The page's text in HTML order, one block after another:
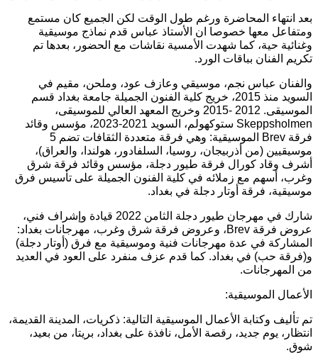
بعد انتهاء المحاضرة ورغم طول الوقت لكن الجميع كان مستمع
ومتفاعل معها خصوصا ان الأستاذ عباس قدم نماذج موسيقية
وغنائية حية، كما شهدت الأمسية نقاشات مع الحضور، بعدها تم
تكريم الفنان بباقات الورد.
والفنان عباس نجم، موسيقي وعازف عود، وملحن، مقيم في
السويد منذ 2015، خريج كلية الفنون الجميلة جامعة بغداد قسم
الموسيقى. 2012 -2015 وخريج المعهد العالي للموسيقى،
Skeppsholmen ستوكهولم، السويد 2021-2023، مؤسس وقائد
فرقة Brev الموسيقية: وهي فرقة متعددة الثقافات تضم 5
موسيقيين (من أذربيجان، روسيا، السلفادور، هولندا، والعراق)،
أشرف وقاد كورال فرقة طيور دجلة، مؤسس وقائد فرقة شرق
وغرب، أسهم مع زملائه في كلية الفنون الجميلة على تأسيس فرق
موسيقية، فرقة أوتار دجلة في بغداد.
شارك في مهرجان طيور دجلة الثامن 2022 قيادة وإشراف فني،
عروض فرقة Brev، وعروض فرقة شرق وغرب، مهرجانات بغداد:
المشاركة في عدة مهرجانات فنية وموسيقية مع فرق (أوتار دجلة)
و(فرقة حب) في بغداد. كما قدم عزف منفرد على العود في العديد
من المهرجانات.
الأعمال الموسيقية:
تم تأليف وكتابة الأعمال الموسيقية التالية: ذكريات، المدينة القديمة،
انتظار، يوم جديد، رقصة الأمل، نافذة على بغداد، بريتا، من بعيد،
شوق.